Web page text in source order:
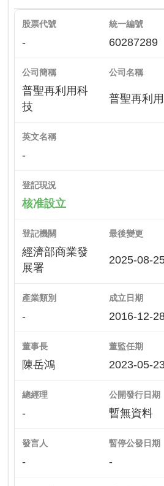
股票代號
-
統一編號
60287289
公司簡稱
普聖再利用科
技
公司名稱
普聖再利
英文名稱
-
登記現況
核准設立
登記機關
經濟部商業發
展署
最後變更
2025-08-
產業類別
-
成立日期
2016-12-
董事長
陳岳鴻
董監任期
2023-05-
總經理
-
公開發行日期
暫無資料
發言人
-
暫停公發日期
-